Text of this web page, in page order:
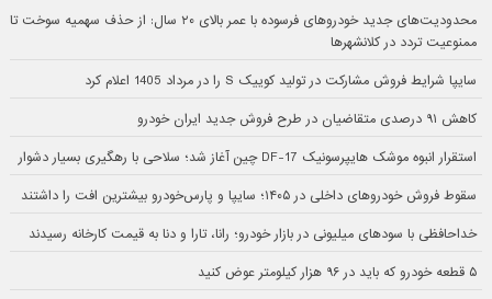
محدودیت‌های جدید خودروهای فرسوده با عمر بالای ۲۰ سال: از حذف سهمیه سوخت تا
ممنوعیت تردد در کلانشهرها
سایپا شرایط فروش مشارکت در تولید کوییک S را در مرداد 1405 اعلام کرد
کاهش ۹۱ درصدی متقاضیان در طرح فروش جدید ایران خودرو
استقرار انبوه موشک هایپرسونیک DF-17 چین آغاز شد؛ سلاحی با رهگیری بسیار دشوار
سقوط فروش خودروهای داخلی در ۱۴۰۵؛ سایپا و پارس‌خودرو بیشترین افت را داشتند
خداحافظی با سودهای میلیونی در بازار خودرو؛ رانا، تارا و دنا به قیمت کارخانه رسیدند
۵ قطعه خودرو که باید در ۹۶ هزار کیلومتر عوض کنید